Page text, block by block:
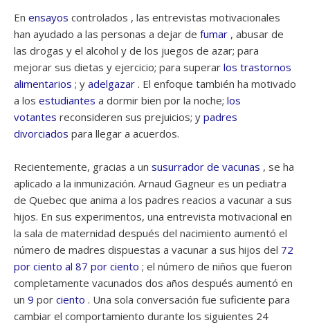
En ensayos controlados , las entrevistas motivacionales
han ayudado a las personas a dejar de fumar , abusar de
las drogas y el alcohol y de los juegos de azar; para
mejorar sus dietas y ejercicio; para superar los trastornos
alimentarios ; y adelgazar . El enfoque también ha motivado
a los estudiantes a dormir bien por la noche; los
votantes reconsideren sus prejuicios; y padres
divorciados para llegar a acuerdos.
Recientemente, gracias a un susurrador de vacunas , se ha
aplicado a la inmunización. Arnaud Gagneur es un pediatra
de Quebec que anima a los padres reacios a vacunar a sus
hijos. En sus experimentos, una entrevista motivacional en
la sala de maternidad después del nacimiento aumentó el
número de madres dispuestas a vacunar a sus hijos del 72
por ciento al 87 por ciento ; el número de niños que fueron
completamente vacunados dos años después aumentó en
un 9 por ciento . Una sola conversación fue suficiente para
cambiar el comportamiento durante los siguientes 24